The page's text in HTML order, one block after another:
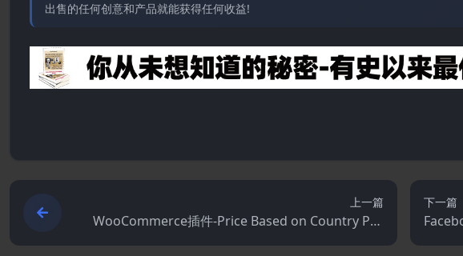
出售的任何创意和产品就能获得任何收益!
上一篇
WooCommerce插件-Price Based on Country Pro
for WooCommerce 3.7.0
下一篇
下在